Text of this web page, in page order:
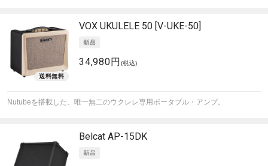
VOX UKULELE 50 [V-UKE-50]
34,980円 (税込)
Nutubeを搭載した、唯一無二のウクレレ専用ポータブル・アンプ。
Belcat AP-15DK